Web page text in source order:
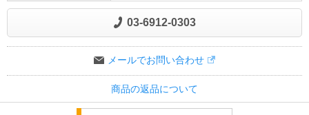
03-6912-0303
メールでお問い合わせ
商品の返品について